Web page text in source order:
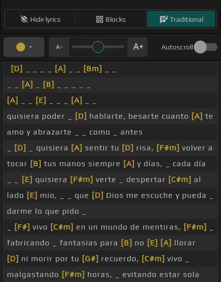
Hide lyrics Blocks Traditional
Autoscroll
[D] [A] [Bm]
[A] [B]
[A]
[E] [A]
quisiera poder _
[D] hablarte, besarte cuanto [A] te
amo y abrazarte _ _ como _ antes
[D] _ quisiera [A] sentir tu [D] risa, [F#m] volver a
tocar [B] tus manos siempre [A] y días, _ cada día
[E] quisiera [F#m] verte _ despertar [C#m] al
lado [E] mio, _ _ que [D] Dios me escuche y pueda _
darme lo que pido _
[F#] vivo [C#m] en un mundo de mentiras, [F#m]
fabricando _ fantasias para [B] no [E] [A] llorar
[D] ni morir por tu [G#] recuerdo, [C#m] vivo _
malgastando [F#m] horas, _ evitando estar sola